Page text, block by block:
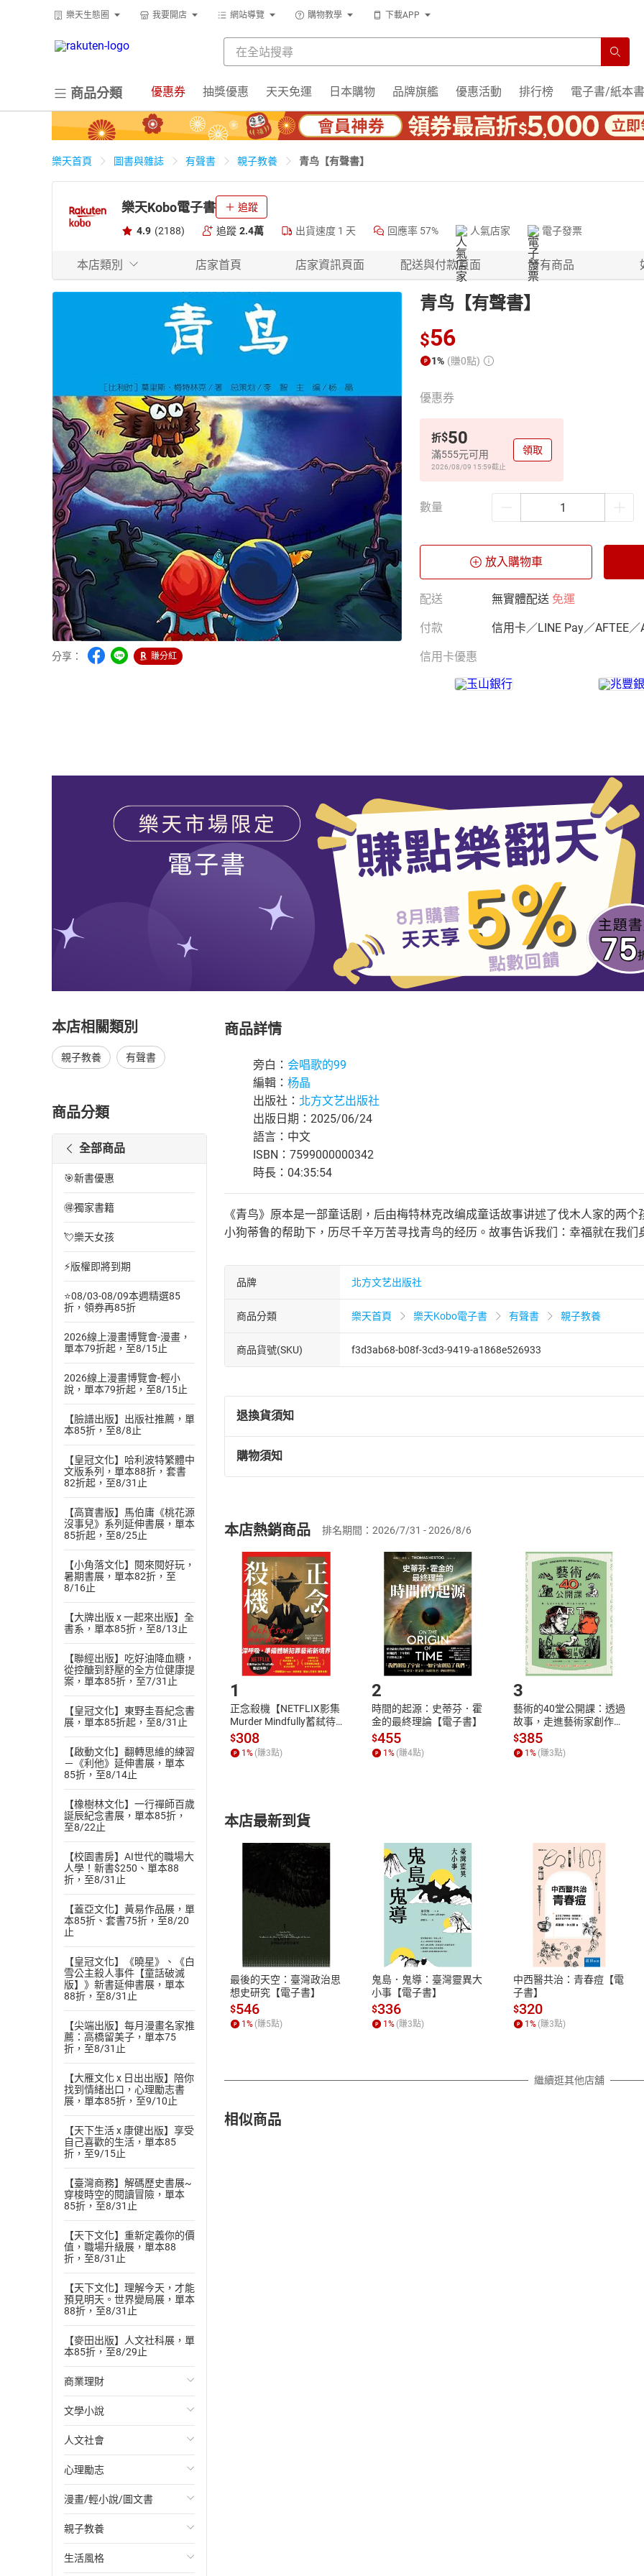
樂天生態圈 我要開店 網站導覽 購物教學 下載APP
商品分類 優惠券 抽獎優惠 天天免運 日本購物 品牌旗艦 優惠活動 排行榜 電子書/紙本書
樂天首頁 圖書與雜誌 有聲書 親子教養 青鸟【有聲書】
樂天Kobo電子書 追蹤
4.9 (2188) 追蹤 2.4萬 出貨速度 1 天 回應率 57% 人氣店家 電子發票
本店類別 店家首頁 店家資訊頁面 配送與付款頁面 所有商品
分享： 賺分紅
青鸟【有聲書】
$56
1% (賺0點)
優惠券
折$50
滿555元可用
2026/08/09 15:59截止
領取
數量
放入購物車
配送 無實體配送 免運
付款 信用卡／LINE Pay／AFTEE／
信用卡優惠
本店相關類別
親子教養 有聲書
商品分類
全部商品
🎯新書優惠
🉐獨家書籍
💘樂天女孩
⚡版權即將到期
⭐08/03-08/09本週精選85
折，領券再85折
2026線上漫畫博覽會-漫畫，
單本79折起，至8/15止
2026線上漫畫博覽會-輕小
說，單本79折起，至8/15止
【臉譜出版】出版社推薦，單
本85折，至8/8止
【皇冠文化】哈利波特繁體中
文版系列，單本88折，套書
82折起，至8/31止
【高寶書版】馬伯庸《桃花源
沒事兒》系列延伸書展，單本
85折起，至8/25止
【小角落文化】閱來閱好玩，
暑期書展，單本82折，至
8/16止
【大牌出版 x 一起來出版】全
書系，單本85折，至8/13止
【聯經出版】吃好油降血糖，
從控醣到舒壓的全方位健康提
案，單本85折，至7/31止
【皇冠文化】東野圭吾紀念書
展，單本85折起，至8/31止
【啟動文化】翻轉思維的練習
－《利他》延伸書展，單本
85折，至8/14止
【橡樹林文化】一行禪師百歲
誕辰紀念書展，單本85折，
至8/22止
【校園書房】AI世代的職場大
人學！新書$250、單本88
折，至8/31止
【蓋亞文化】黃易作品展，單
本85折、套書75折，至8/20
止
【皇冠文化】《曉星》、《白
雪公主殺人事件【童話破滅
版】》新書延伸書展，單本
88折，至8/31止
【尖端出版】每月漫畫名家推
薦：高橋留美子，單本75
折，至8/31止
【大雁文化 x 日出出版】陪你
找到情緒出口，心理勵志書
展，單本85折，至9/10止
【天下生活 x 康健出版】享受
自己喜歡的生活，單本85
折，至9/15止
【臺灣商務】解碼歷史書展~
穿梭時空的閱讀冒險，單本
85折，至8/31止
【天下文化】重新定義你的價
值，職場升級展，單本88
折，至8/31止
【天下文化】理解今天，才能
預見明天。世界變局展，單本
88折，至8/31止
【麥田出版】人文社科展，單
本85折，至8/29止
商業理財
投資理財
經濟/趨勢
財務/金融
管理/領導
職場工作術
成功法
文學小說
歐美文學
日本文學
韓國文學
華文文學
經典文學
人文社會
國際關係
政治
社會科學
台灣/中國歷史
心理勵志
心靈成長/情緒
人際關係
兩性關係
漫畫/輕小說/圖文書
輕小說
奇幻/科幻
親子教養
教育現場
生活風格
商品詳情
旁白： 会唱歌的99
編輯： 杨晶
出版社： 北方文艺出版社
出版日期：2025/06/24
語言：中文
ISBN：7599000000342
時長：04:35:54
《青鸟》原本是一部童话剧，后由梅特林克改编成童话故事讲述了伐木人家的两
小狗蒂鲁的帮助下，历尽千辛万苦寻找青鸟的经历。故事告诉我们：幸福就在我
品牌 北方文艺出版社
商品分類 樂天首頁 樂天Kobo電子書 有聲書 親子教養
商品貨號(SKU) f3d3ab68-b08f-3cd3-9419-a1868e526933
退換貨須知
退換貨規定：
(一)依消費者保護法第19條第1項後段暨通訊交易解除權合理例外情事適用
(二)消費者訂購本店鋪之商品即代表知悉本店鋪所銷售之商品為電子書，
且已下載/存取電子書，不得請求退貨退款。
退貨方式：您欲取消訂單或辦理退貨時，請登入樂天市場，並於「我的訂單
貨」，本店鋪將依您的申請進行審核，待審核通過後將為您辦理退款事宜。
請注意，樂天市場須以整筆訂單為單位進行取消/退貨，恕無法以單支商品取
購物須知
挑選商品
Choose
放入購物車
Shopping cart
登入帳號
Login
購書後，如何開始使用？
Step1.選擇閱讀載具 Step2.登入
付款方式
ATM轉帳、信用卡、LINE PAY、AFTEE
退換貨規範
本店是否提供消費者保護法七日猶
之權利，遽消費者保護法及通訊交
除權合理例外情事適用準則，依商
質各有不同規定。詳細退換貨說明
照各商品說明。
本店熱銷商品 排名期間：2026/7/31 - 2026/8/6
1
正念殺機【NETFLIX影集
Murder Mindfully蓄弒待
發】【電子書】
$308
1 % (賺3點)
2
時間的起源：史蒂芬．霍
金的最終理論【電子書】
$455
1 % (賺4點)
3
藝術的40堂公開課：透過
故事，走進藝術家創作現
場，看藝術如何誕生、如
何形塑人類生活【電子
書】
$385
1 % (賺3點)
本店最新到貨
最後的天空：臺灣政治思
想史研究【電子書】
$546
1 % (賺5點)
鬼島．鬼導：臺灣靈異大
小事【電子書】
$336
1 % (賺3點)
中西醫共治：青春痘【電
子書】
$320
1 % (賺3點)
繼續逛其他店舖
相似商品